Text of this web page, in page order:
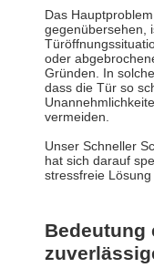
Das
gegenübersehen,
oder
Gründen. In
dass die Tür so
vermeiden.
Unser Schneller
hat sich darauf
stressfreie
Bedeutung